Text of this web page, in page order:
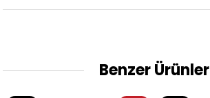
Benzer Ürünler